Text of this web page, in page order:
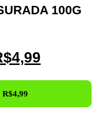
100G
4,99
É:
R$4,99